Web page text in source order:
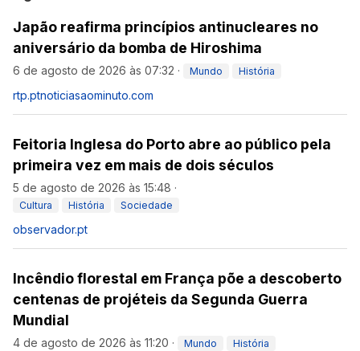
Japão reafirma princípios antinucleares no
aniversário da bomba de Hiroshima
6 de agosto de 2026 às 07:32 · Mundo História
rtp.ptnoticiasaominuto.com
Feitoria Inglesa do Porto abre ao público pela
primeira vez em mais de dois séculos
5 de agosto de 2026 às 15:48 ·
Cultura História Sociedade
observador.pt
Incêndio florestal em França põe a descoberto
centenas de projéteis da Segunda Guerra
Mundial
4 de agosto de 2026 às 11:20 · Mundo História